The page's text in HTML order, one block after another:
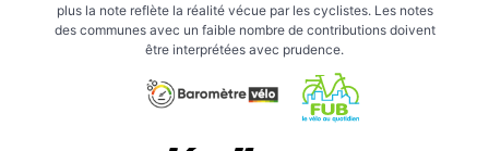
plus la note reflète la réalité vécue par les cyclistes. Les notes
des communes avec un faible nombre de contributions doivent
être interprétées avec prudence.